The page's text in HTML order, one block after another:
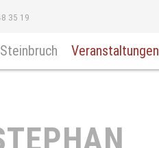
Steinbruch Veranstaltungen
35 19